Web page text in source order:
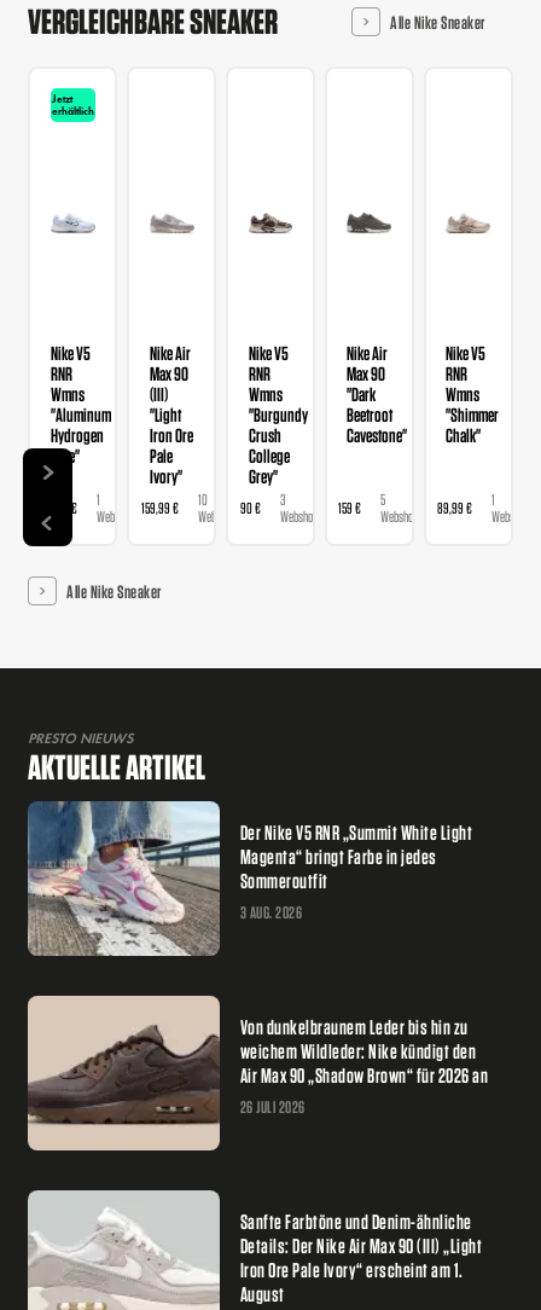
VERGLEICHBARE SNEAKER Alle Nike Sneaker
Jetzt
erhältlich
Nike V5
RNR
Wmns
"Aluminum
Hydrogen
Blue"
89,99 €
1
Webshop
Nike Air
Max 90
(III)
"Light
Iron Ore
Pale
Ivory"
159,99 €
10
Webshops
Nike V5
RNR
Wmns
"Burgundy
Crush
College
Grey"
90 €
3
Webshops
Nike Air
Max 90
"Dark
Beetroot
Cavestone"
159 €
5
Webshops
Nike V5
RNR
Wmns
"Shimmer
Chalk"
89,99 €
1
Webshop
Alle Nike Sneaker
PRESTO NIEUWS
AKTUELLE ARTIKEL
Der Nike V5 RNR „Summit White Light
Magenta“ bringt Farbe in jedes
Sommeroutfit
3 AUG. 2026
Von dunkelbraunem Leder bis hin zu
weichem Wildleder: Nike kündigt den
Air Max 90 „Shadow Brown“ für 2026 an
26 JULI 2026
Sanfte Farbtöne und Denim-ähnliche
Details: Der Nike Air Max 90 (III) „Light
Iron Ore Pale Ivory“ erscheint am 1.
August